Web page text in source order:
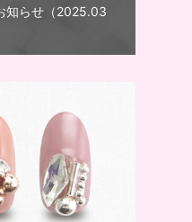
知らせ（2025.03